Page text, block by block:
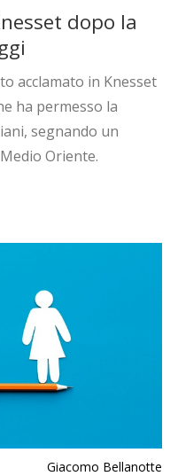
dopo la
acclamato in Knesset
ha permesso la
segnando un
Oriente.
Giacomo Bellanotte